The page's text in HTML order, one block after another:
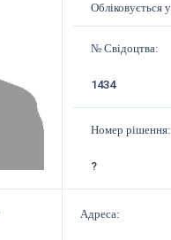
Обліковується
№ Свідоцтва:
1434
Номер рішення:
?
Адреса: